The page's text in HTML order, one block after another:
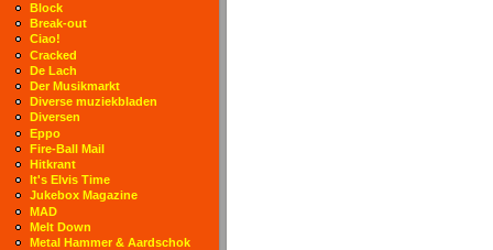
Block
Break-out
Ciao!
Cracked
De Lach
Der Musikmarkt
Diverse muziekbladen
Diversen
Eppo
Fire-Ball Mail
Hitkrant
It's Elvis Time
Jukebox Magazine
MAD
Melt Down
Metal Hammer & Aardschok